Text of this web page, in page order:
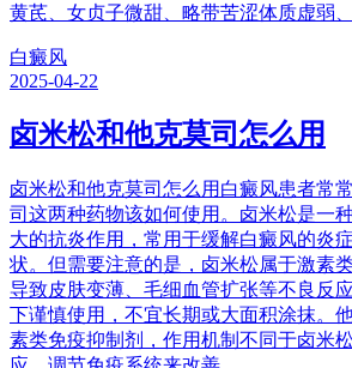
黄芪、女贞子微甜、略带苦涩体质虚弱
白癜风
2025-04-22
卤米松和他克莫司怎么用
卤米松和他克莫司怎么用白癜风患者常
司这两种药物该如何使用。卤米松是一
大的抗炎作用，常用于缓解白癜风的炎
状。但需要注意的是，卤米松属于激素
导致皮肤变薄、毛细血管扩张等不良反
下谨慎使用，不宜长期或大面积涂抹。
素类免疫抑制剂，作用机制不同于卤米